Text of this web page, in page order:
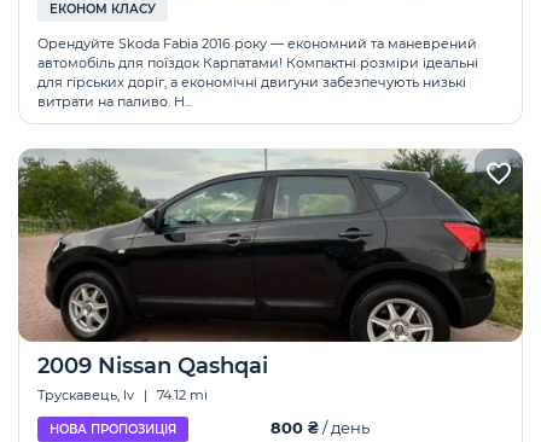
ЕКОНОМ КЛАСУ
Орендуйте Skoda Fabia 2016 року — економний та маневрений
автомобіль для поїздок Карпатами! Компактні розміри ідеальні
для гірських доріг, а економічні двигуни забезпечують низькі
витрати на паливо. Н...
2009 Nissan Qashqai
Трускавець, lv | 74.12 mi
НОВА ПРОПОЗИЦІЯ 800 ₴/ день